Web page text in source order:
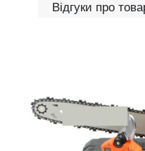
Відгуки про